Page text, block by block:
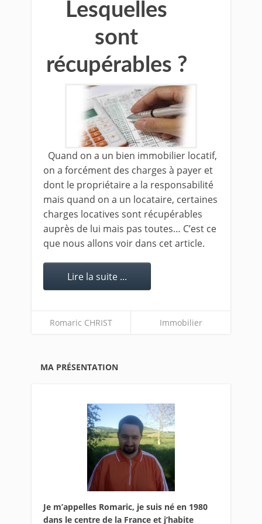
Lesquelles
sont
récupérables ?
Quand on a un bien immobilier locatif,
on a forcément des charges à payer et
dont le propriétaire a la responsabilité
mais quand on a un locataire, certaines
charges locatives sont récupérables
auprès de lui mais pas toutes… C’est ce
que nous allons voir dans cet article.
Lire la suite ...
Romaric CHRIST Immobilier
MA PRÉSENTATION
Je m’appelles Romaric, je suis né en 1980
dans le centre de la France et j’habite